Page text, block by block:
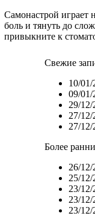
Самонастрой играет
боль и тянуть до
привыкните к
Свежие
10/01/
09/01/
29/12/
27/12/
27/12/
Более
26/12/
25/12/
23/12/
23/12/
23/12/